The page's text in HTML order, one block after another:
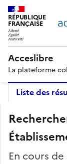
RÉPUBLIQUE
FRANÇAISE
Acceslibre
La plateforme
Liste des
En cours